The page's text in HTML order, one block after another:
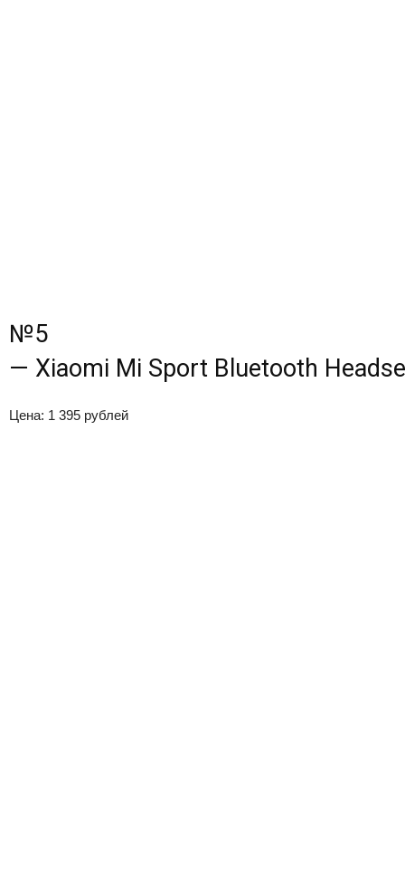
№5
— Xiaomi Mi Sport Bluetooth
Цена: 1 395 рублей